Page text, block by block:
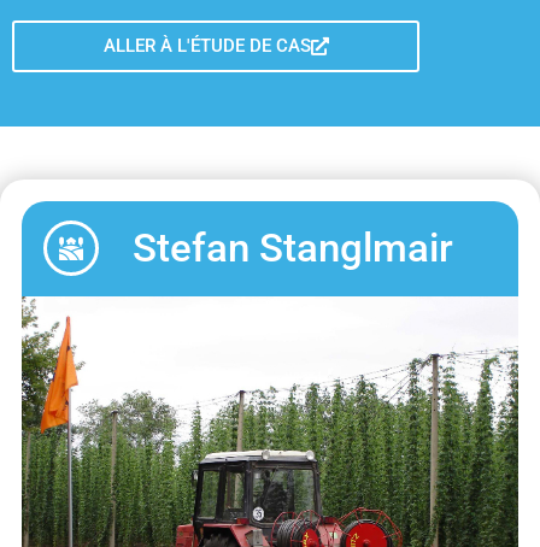
ALLER À L'ÉTUDE DE CAS
Stefan Stanglmair